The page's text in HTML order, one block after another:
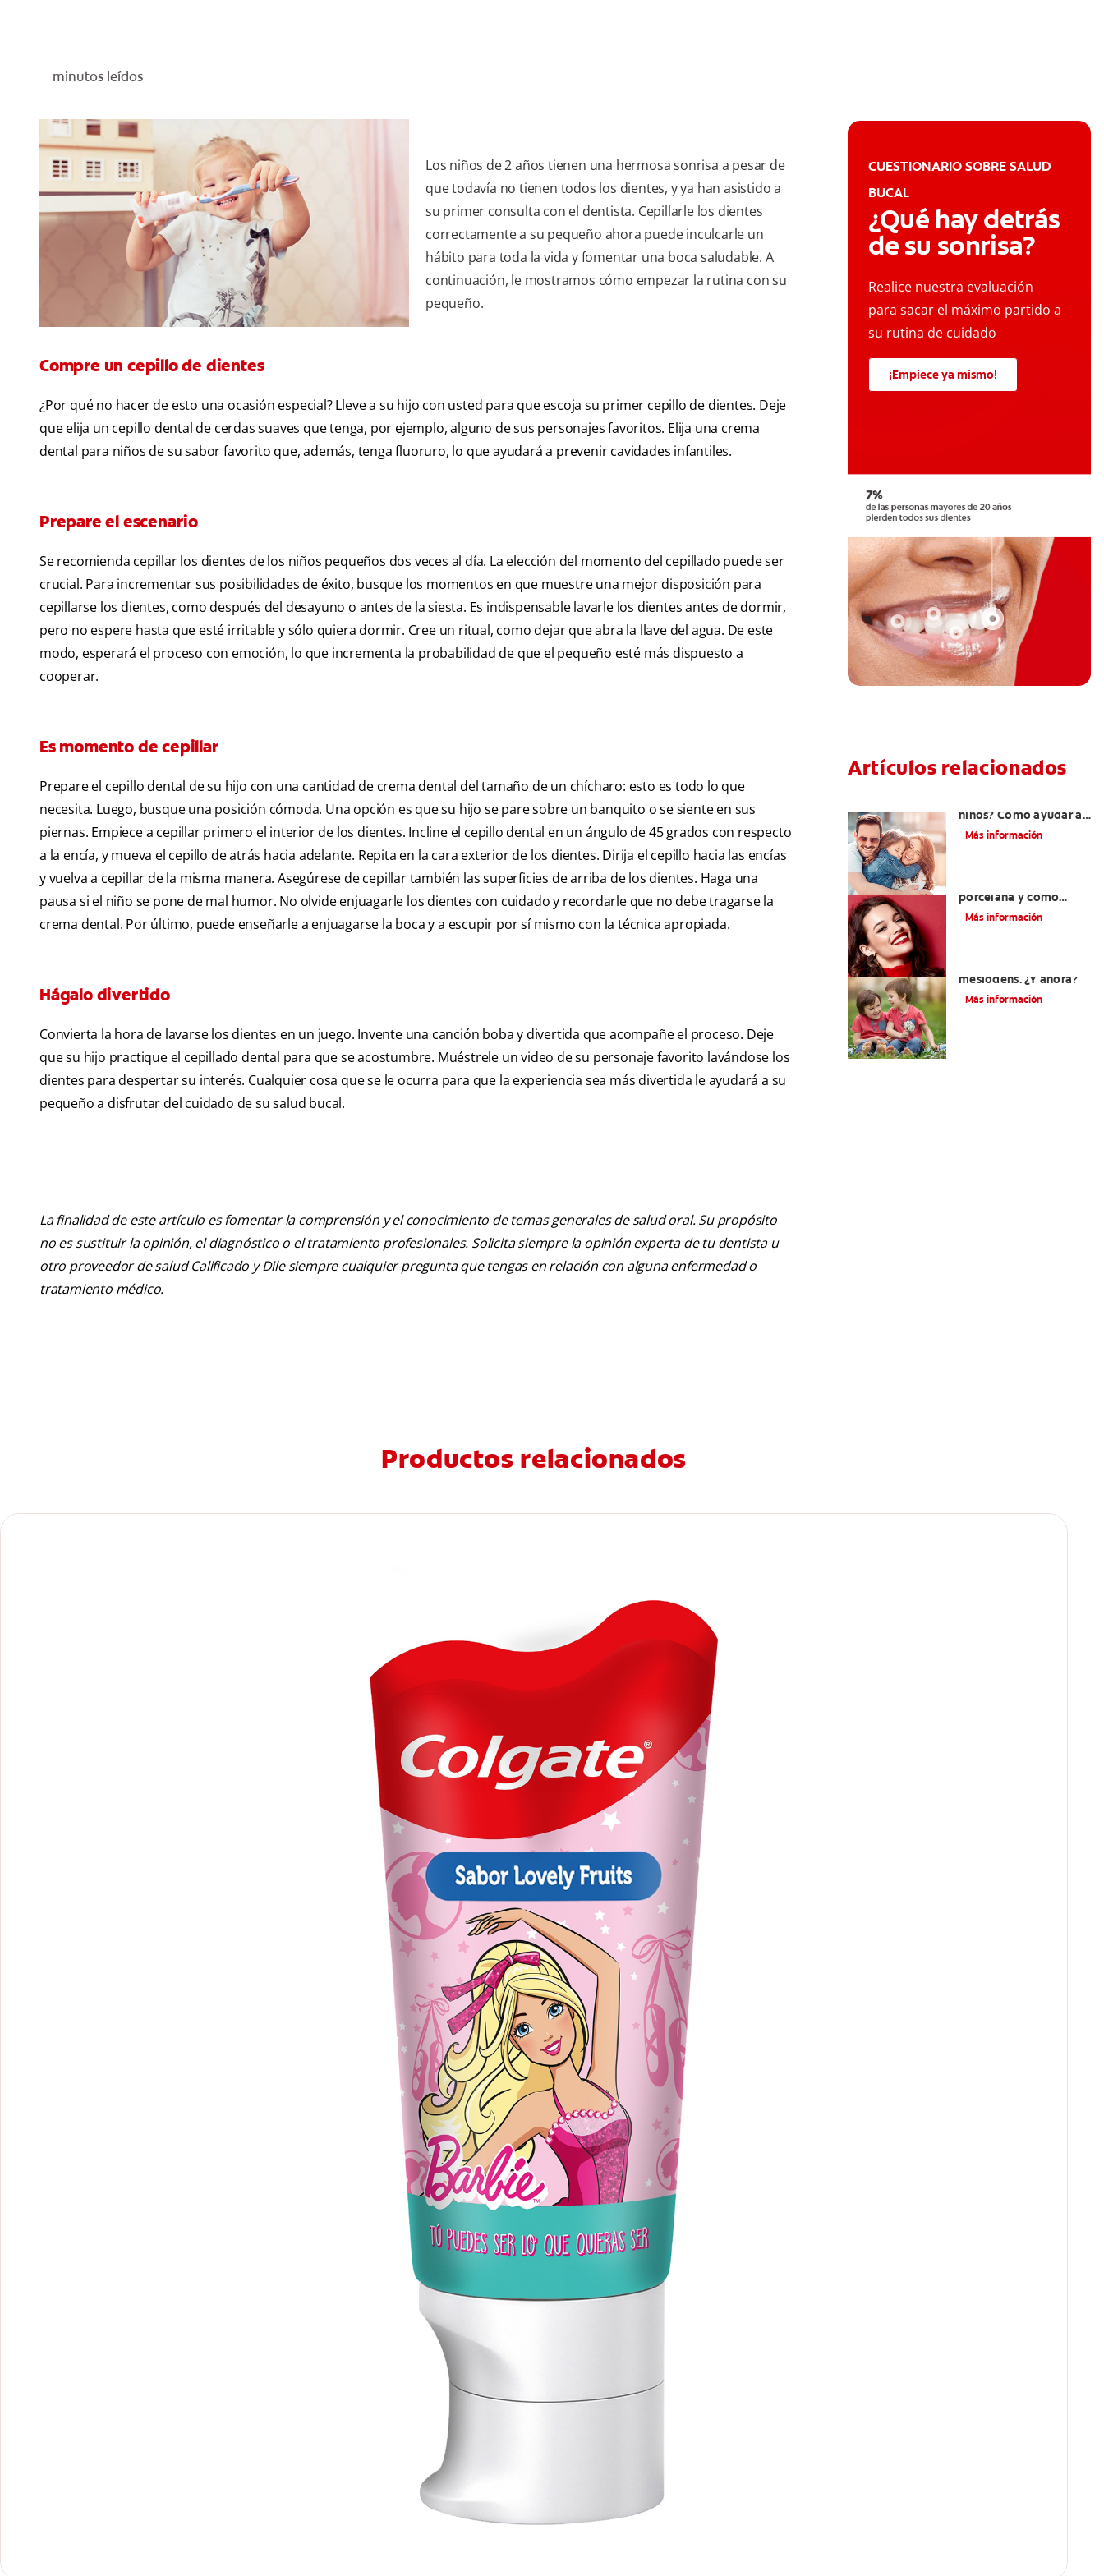
minutos leídos
Los niños de 2 años tienen una hermosa sonrisa a pesar de
que todavía no tienen todos los dientes, y ya han asistido a
su primer consulta con el dentista. Cepillarle los dientes
correctamente a su pequeño ahora puede inculcarle un
hábito para toda la vida y fomentar una boca saludable. A
continuación, le mostramos cómo empezar la rutina con su
pequeño.
Compre un cepillo de dientes
¿Por qué no hacer de esto una ocasión especial? Lleve a su hijo con usted para que escoja su primer cepillo de dientes. Deje
que elija un cepillo dental de cerdas suaves que tenga, por ejemplo, alguno de sus personajes favoritos. Elija una crema
dental para niños de su sabor favorito que, además, tenga fluoruro, lo que ayudará a prevenir cavidades infantiles.
Prepare el escenario
Se recomienda cepillar los dientes de los niños pequeños dos veces al día. La elección del momento del cepillado puede ser
crucial. Para incrementar sus posibilidades de éxito, busque los momentos en que muestre una mejor disposición para
cepillarse los dientes, como después del desayuno o antes de la siesta. Es indispensable lavarle los dientes antes de dormir,
pero no espere hasta que esté irritable y sólo quiera dormir. Cree un ritual, como dejar que abra la llave del agua. De este
modo, esperará el proceso con emoción, lo que incrementa la probabilidad de que el pequeño esté más dispuesto a
cooperar.
Es momento de cepillar
Prepare el cepillo dental de su hijo con una cantidad de crema dental del tamaño de un chícharo: esto es todo lo que
necesita. Luego, busque una posición cómoda. Una opción es que su hijo se pare sobre un banquito o se siente en sus
piernas. Empiece a cepillar primero el interior de los dientes. Incline el cepillo dental en un ángulo de 45 grados con respecto
a la encía, y mueva el cepillo de atrás hacia adelante. Repita en la cara exterior de los dientes. Dirija el cepillo hacia las encías
y vuelva a cepillar de la misma manera. Asegúrese de cepillar también las superficies de arriba de los dientes. Haga una
pausa si el niño se pone de mal humor. No olvide enjuagarle los dientes con cuidado y recordarle que no debe tragarse la
crema dental. Por último, puede enseñarle a enjuagarse la boca y a escupir por sí mismo con la técnica apropiada.
Hágalo divertido
Convierta la hora de lavarse los dientes en un juego. Invente una canción boba y divertida que acompañe el proceso. Deje
que su hijo practique el cepillado dental para que se acostumbre. Muéstrele un video de su personaje favorito lavándose los
dientes para despertar su interés. Cualquier cosa que se le ocurra para que la experiencia sea más divertida le ayudará a su
pequeño a disfrutar del cuidado de su salud bucal.
La finalidad de este artículo es fomentar la comprensión y el conocimiento de temas generales de salud oral. Su propósito
no es sustituir la opinión, el diagnóstico o el tratamiento profesionales. Solicita siempre la opinión experta de tu dentista u
otro proveedor de salud Calificado y Dile siempre cualquier pregunta que tengas en relación con alguna enfermedad o
tratamiento médico.
CUESTIONARIO SOBRE SALUD
BUCAL
¿Qué hay detrás
de su sonrisa?
Realice nuestra evaluación
para sacar el máximo partido a
su rutina de cuidado
¡Empiece ya mismo!
Artículos relacionados
niños? Cómo ayudar a
tus pequeños en el
Más información
porcelana y cómo
cuidarlas?
Más información
mesiodens. ¿Y ahora?
Más información
Productos relacionados